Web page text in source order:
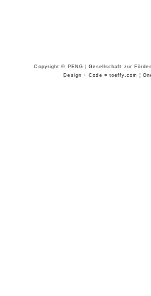
Copyright © PENG ¦ Gesellschaft zur
Design + Code = toeffy.com ¦